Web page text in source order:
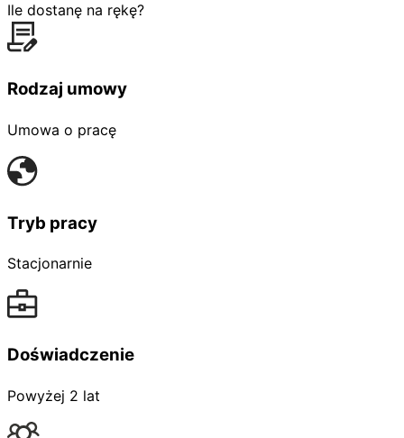
Ile dostanę na rękę?
Rodzaj umowy
Umowa o pracę
Tryb pracy
Stacjonarnie
Doświadczenie
Powyżej 2 lat